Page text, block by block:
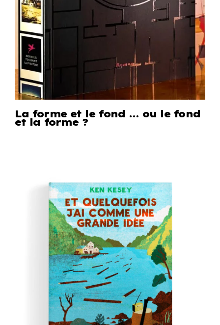
La forme et le fond … ou le fond
et la forme ?